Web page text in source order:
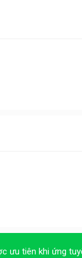
ưu tiên khi ứng